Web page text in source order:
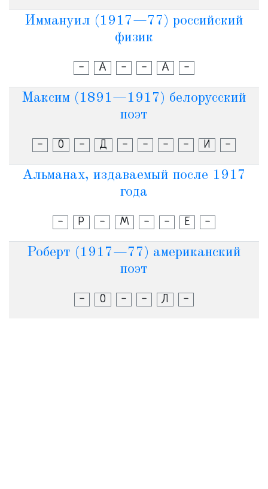
Иммануил (1917—77) российский
физик
- А - - А -
Максим (1891—1917) белорусский
поэт
- О - Д - - - - И -
Альманах, издаваемый после 1917
года
- Р - М - - Е -
Роберт (1917—77) американский
поэт
- О - - Л -